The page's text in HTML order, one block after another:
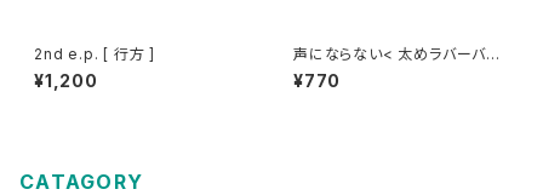
2nd e.p. [ 行方 ]
¥1,200
声にならない< 太めラバーバン
ド / ならないよくんver >
¥770
CATAGORY